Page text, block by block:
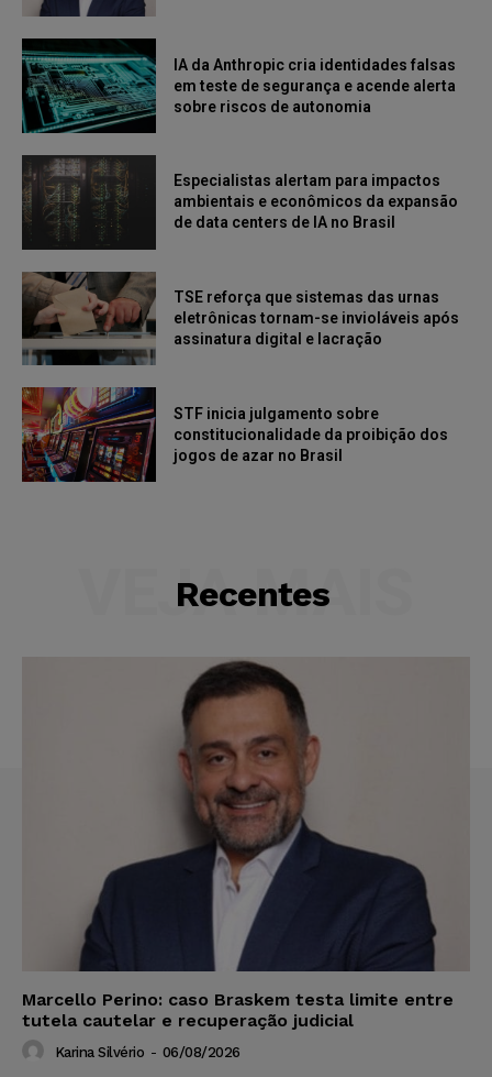
IA da Anthropic cria identidades falsas
em teste de segurança e acende alerta
sobre riscos de autonomia
Especialistas alertam para impactos
ambientais e econômicos da expansão
de data centers de IA no Brasil
TSE reforça que sistemas das urnas
eletrônicas tornam-se invioláveis após
assinatura digital e lacração
STF inicia julgamento sobre
constitucionalidade da proibição dos
jogos de azar no Brasil
Recentes
VEJA MAIS
Marcello Perino: caso Braskem testa limite entre
tutela cautelar e recuperação judicial
Karina Silvério - 06/08/2026